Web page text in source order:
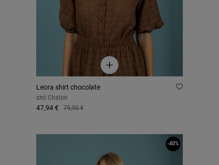
Leora shirt chocolate
από Chaton
47,94 €
79,90 €
-40%